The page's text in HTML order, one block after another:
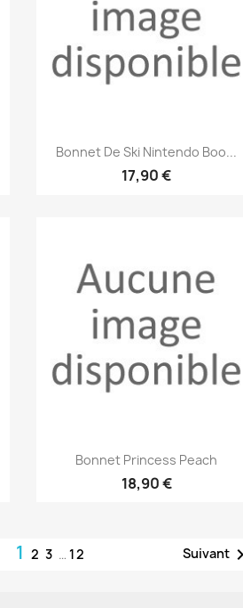
Aperçu rapide
Bonnet De Ski Nintendo Boo...
17,90 €
Aperçu rapide
Bonnet Princess Peach
18,90 €
1 2 3 … 12 Suivant